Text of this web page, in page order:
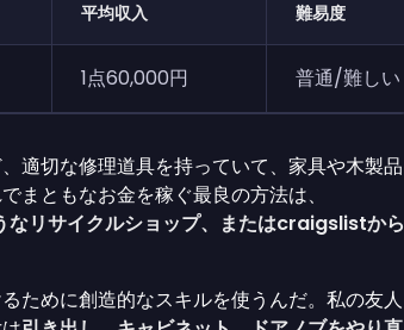
平均収入 難易度
1点60,000円 普通/難しい
適切な修理道具を持っていて、家具や木製品
まともなお金を稼ぐ最良の方法は、
サイクルショップ、またはcraigslistから
ために創造的なスキルを使うんだ。私の友人